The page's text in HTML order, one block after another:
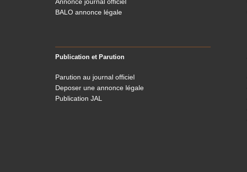
BALO annonce légale
Publication et Parution
Parution au journal officiel
Deposer une annonce légale
Publication JAL